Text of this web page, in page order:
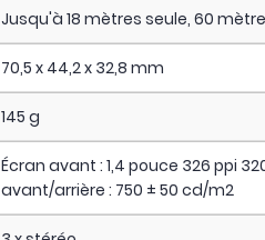
Jusqu'à 18 mètres seule, 60
70,5 x 44,2 x 32,8 mm
145 g
Écran avant : 1,4 pouce 326 ppi
avant/arrière : 750 ± 50 cd/m2